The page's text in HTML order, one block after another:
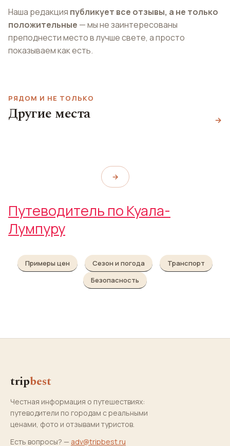
Наша редакция публикует все отзывы, а не только
положительные — мы не заинтересованы
преподнести место в лучше свете, а просто
показываем как есть.
РЯДОМ И НЕ ТОЛЬКО
Другие места →
Башни Петронас
Мечеть Туанку
Зайнал Абидин
→
Путеводитель по Куала-
Лумпуру
Примеры цен Сезон и погода
Транспорт
Безопасность
tripbest
Честная информация о путешествиях:
путеводители по городам с реальными
ценами, фото и отзывами туристов.
Есть вопросы? — adv@tripbest.ru